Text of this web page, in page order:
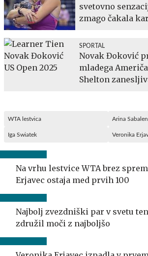
svetovno
zmago čakala
SPORTAL
Novak Đoković
mladega
Shelton
WTA lestvica Arina
Iga Swiatek Veronika
Na vrhu lestvice WTA brez
Erjavec ostaja med prvih 100
Najbolj zvezdniški par v svetu
združil moči z najboljšo